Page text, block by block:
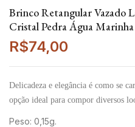
Brinco Retangular Vazado
Cristal Pedra Água
R$74,00
Delicadeza e elegância é como se
opção ideal para compor diversos
Peso: 0,15g.